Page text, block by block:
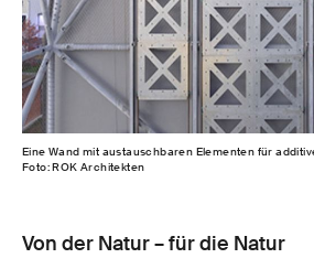
Eine Wand mit austauschbaren Elementen für
Foto: ROK Architekten
Von der Natur – für die Natur